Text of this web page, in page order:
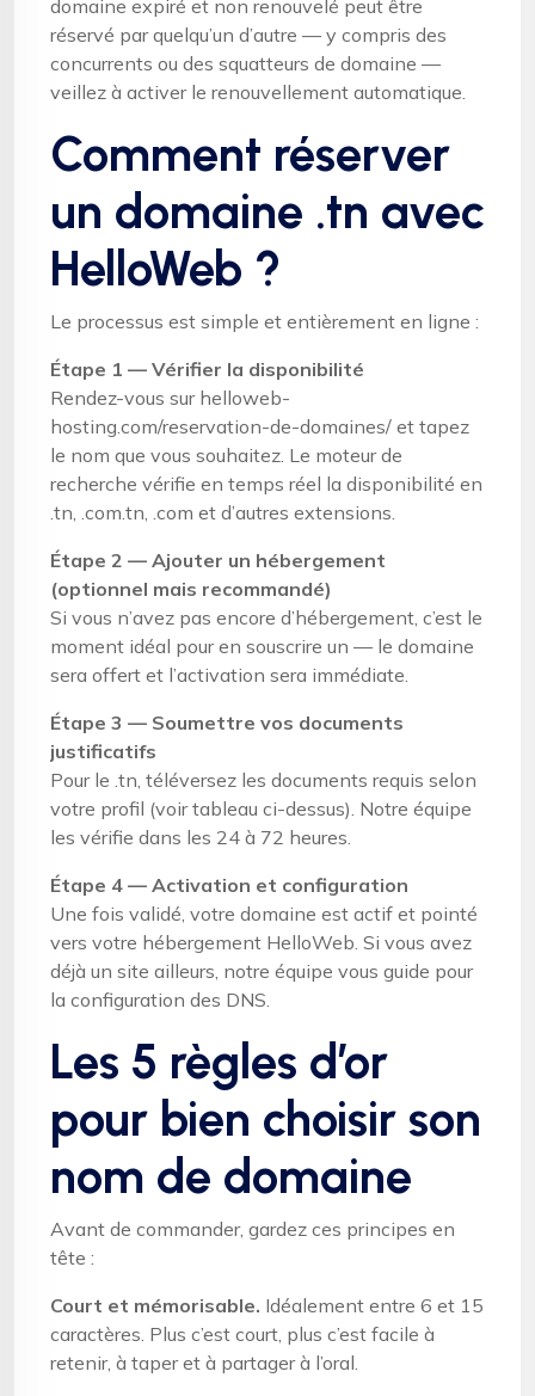
domaine expiré et non renouvelé peut être
réservé par quelqu’un d’autre — y compris des
concurrents ou des squatteurs de domaine —
veillez à activer le renouvellement automatique.
Comment réserver
un domaine .tn avec
HelloWeb ?
Le processus est simple et entièrement en ligne :
Étape 1 — Vérifier la disponibilité
Rendez-vous sur helloweb-
hosting.com/reservation-de-domaines/ et tapez
le nom que vous souhaitez. Le moteur de
recherche vérifie en temps réel la disponibilité en
.tn, .com.tn, .com et d’autres extensions.
Étape 2 — Ajouter un hébergement
(optionnel mais recommandé)
Si vous n’avez pas encore d’hébergement, c’est le
moment idéal pour en souscrire un — le domaine
sera offert et l’activation sera immédiate.
Étape 3 — Soumettre vos documents
justificatifs
Pour le .tn, téléversez les documents requis selon
votre profil (voir tableau ci-dessus). Notre équipe
les vérifie dans les 24 à 72 heures.
Étape 4 — Activation et configuration
Une fois validé, votre domaine est actif et pointé
vers votre hébergement HelloWeb. Si vous avez
déjà un site ailleurs, notre équipe vous guide pour
la configuration des DNS.
Les 5 règles d’or
pour bien choisir son
nom de domaine
Avant de commander, gardez ces principes en
tête :
Court et mémorisable. Idéalement entre 6 et 15
caractères. Plus c’est court, plus c’est facile à
retenir, à taper et à partager à l’oral.